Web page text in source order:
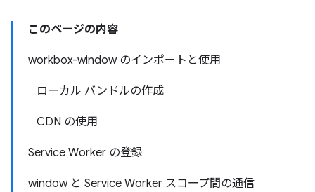
このページの内容
workbox-window のインポートと使用
ローカル バンドルの作成
CDN の使用
Service Worker の登録
window と Service Worker スコープ間の通信